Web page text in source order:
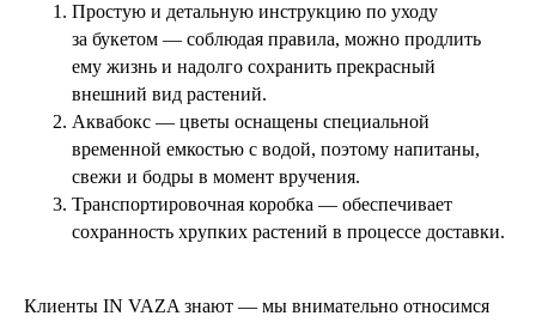
Простую и детальную инструкцию по уходу
за букетом — соблюдая правила, можно продлить
ему жизнь и надолго сохранить прекрасный
внешний вид растений.
Аквабокс — цветы оснащены специальной
временной емкостью с водой, поэтому напитаны,
свежи и бодры в момент вручения.
Транспортировочная коробка — обеспечивает
сохранность хрупких растений в процессе доставки.
Клиенты IN VAZA знают — мы внимательно относимся